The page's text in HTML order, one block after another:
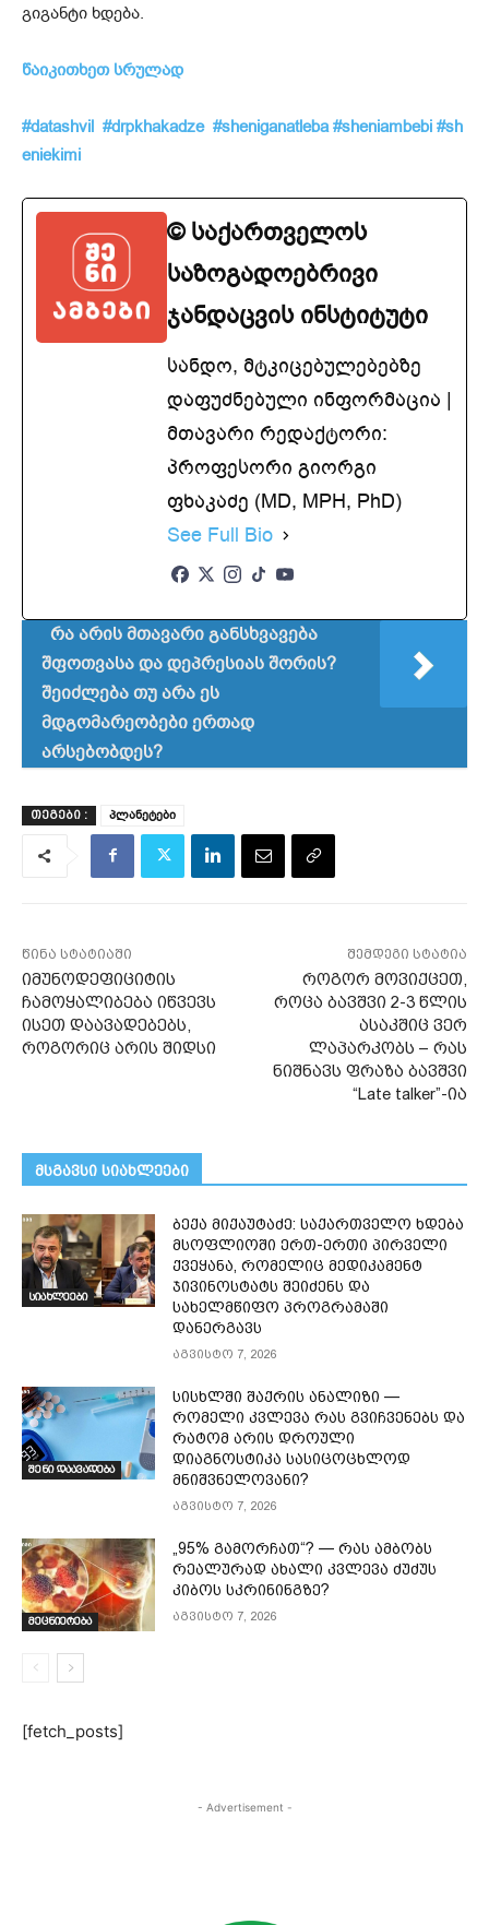
გიგანტი ხდება.
წაიკითხეთ სრულად
#datashvil #drpkhakadze #sheniganatleba #sheniambebi #sh
eniekimi
© საქართველოს
საზოგადოებრივი
ჯანდაცვის ინსტიტუტი
სანდო, მტკიცებულებებზე
დაფუძნებული ინფორმაცია |
მთავარი რედაქტორი:
პროფესორი გიორგი
ფხაკაძე (MD, MPH, PhD)
See Full Bio
რა არის მთავარი განსხვავება
შფოთვასა და დეპრესიას შორის?
შეიძლება თუ არა ეს
მდგომარეობები ერთად
არსებობდეს?
ᲗᲔᲒᲔᲑᲘ : პლანეტები
წინა სტატიაში
იმუნოდეფიციტის
ჩამოყალიბება იწვევს
ისეთ დაავადებებს,
როგორიც არის შიდსი
შემდეგი სტატია
როგორ მოვიქცეთ,
როცა ბავშვი 2-3 წლის
ასაკშიც ვერ
ლაპარკობს – რას
ნიშნავს ფრაზა ბავშვი
“Late talker”-ია
მსგავსი სიახლეები
სიახლეები
ბექა მიქაუტაძე: საქართველო ხდება
მსოფლიოში ერთ-ერთი პირველი
ქვეყანა, რომელიც მედიკამენტ
ჯივინოსტატს შეიძენს და
სახელმწიფო პროგრამაში
დანერგავს
აგვისტო 7, 2026
შენი დაავადება
სისხლში შაქრის ანალიზი —
რომელი კვლევა რას გვიჩვენებს და
რატომ არის დროული
დიაგნოსტიკა სასიცოცხლოდ
მნიშვნელოვანი?
აგვისტო 7, 2026
მეცნიერება
„95% გამორჩათ“? — რას ამბობს
რეალურად ახალი კვლევა ძუძუს
კიბოს სკრინინგზე?
აგვისტო 7, 2026
[fetch_posts]
- Advertisement -